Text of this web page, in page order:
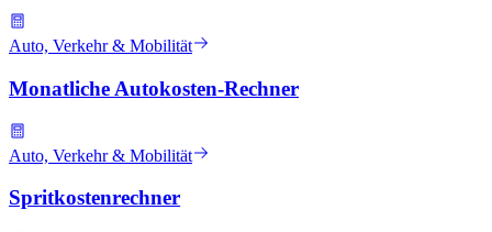
Auto, Verkehr & Mobilität
Monatliche Autokosten-Rechner
Auto, Verkehr & Mobilität
Spritkostenrechner